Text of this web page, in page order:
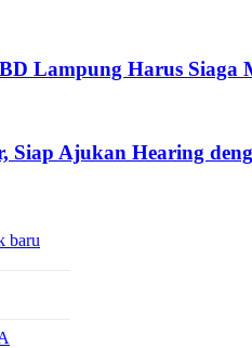
Lampung Harus Siaga
Siap Ajukan Hearing
baru